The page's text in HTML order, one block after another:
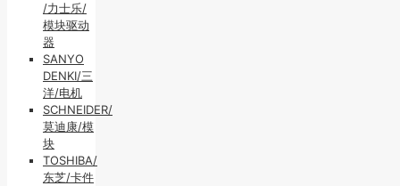
/力士乐/
模块驱动
器
SANYO
DENKI/三
洋/电机
SCHNEIDER/
莫迪康/模
块
TOSHIBA/
东芝/卡件